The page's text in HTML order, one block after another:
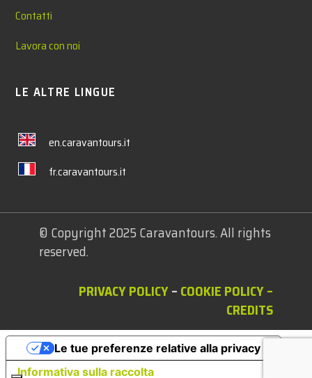
Contatti
Lavora con noi
LE ALTRE LINGUE
en.caravantours.it
fr.caravantours.it
© Copyright 2025 Caravantours. All rights
reserved.
PRIVACY POLICY– COOKIE POLICY–
CREDITS
Informativa sulla raccolta
Le tue preferenze relative alla privacy